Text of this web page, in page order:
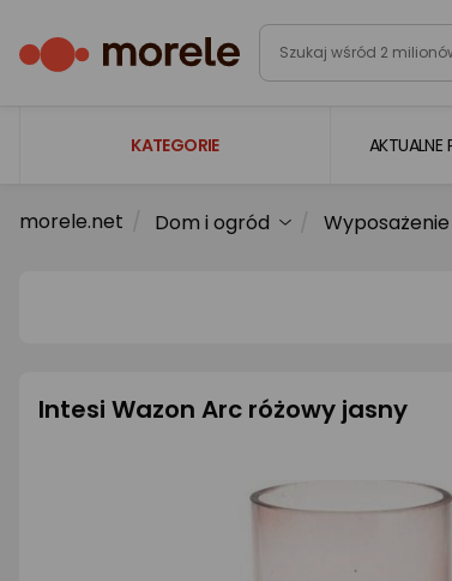
KATEGORIE
Laptopy
Smartfony i smartwatche
AKTUALNE
morele.net Dom i ogród
Intesi Wazon Arc różowy jasny